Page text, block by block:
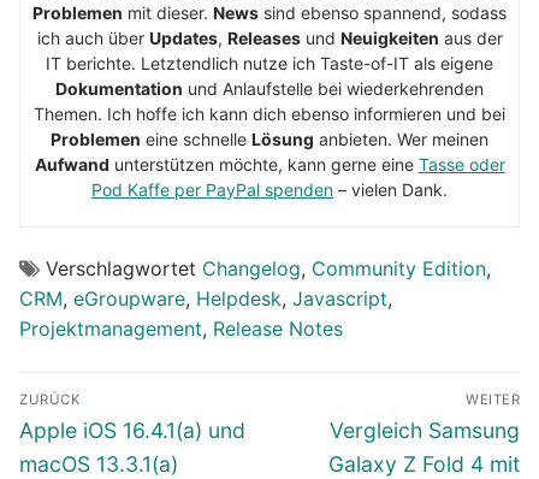
Problemen mit dieser. News sind ebenso spannend, sodass
ich auch über Updates, Releasesund Neuigkeiten aus der
IT berichte. Letztendlich nutze ich Taste-of-IT als eigene
Dokumentation und Anlaufstelle bei wiederkehrenden
Themen. Ich hoffe ich kann dich ebenso informieren und bei
Problemen eine schnelle Lösung anbieten. Wer meinen
Aufwand unterstützen möchte, kann gerne eine Tasse oder
Pod Kaffe per PayPal spenden – vielen Dank.
Verschlagwortet Changelog, Community Edition,
CRM, eGroupware, Helpdesk, Javascript,
Projektmanagement, Release Notes
Beitragsnavigation
ZURÜCK
Vorheriger
Beitrag:
Apple iOS 16.4.1(a) und
macOS 13.3.1(a)
WEITER
Nächster
Beitrag:
Vergleich Samsung
Galaxy Z Fold 4 mit